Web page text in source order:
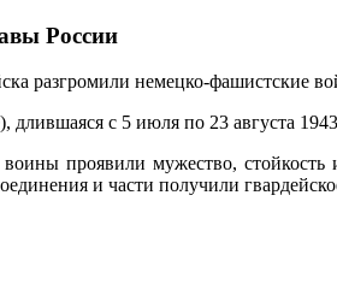
России
разгромили немецко-фашистские
длившаяся с 5 июля по 23 августа
проявили мужество,
и части получили